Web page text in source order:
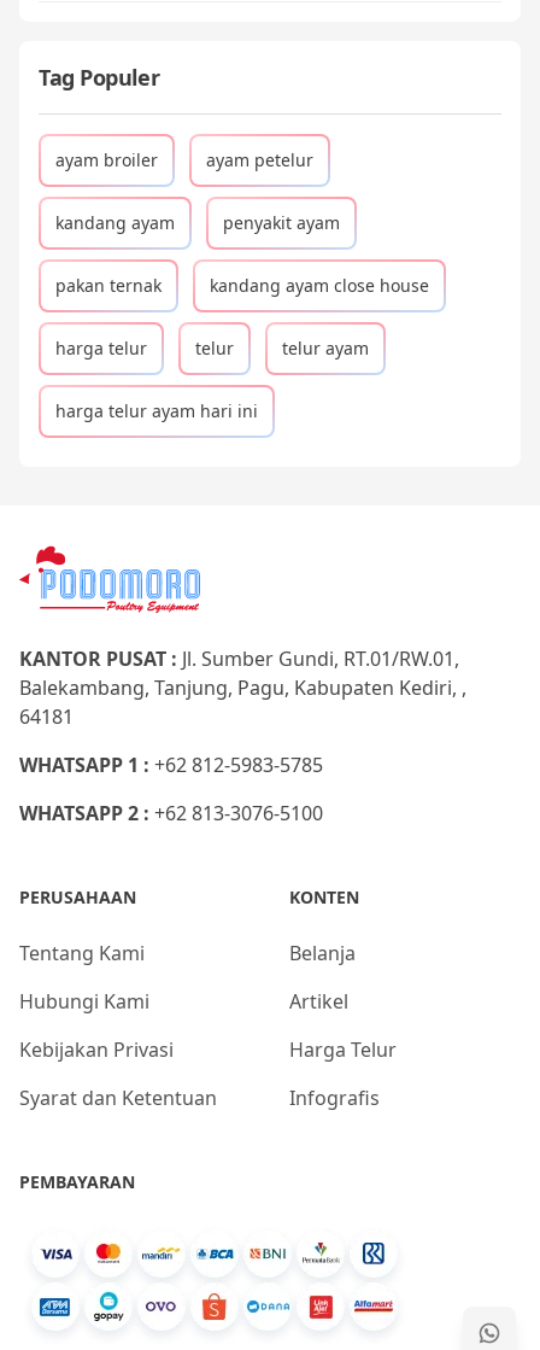
Tag Populer
ayam broiler ayam petelur
kandang ayam penyakit ayam
pakan ternak kandang ayam close house
harga telur telur telur ayam
harga telur ayam hari ini
KANTOR PUSAT : Jl. Sumber Gundi, RT.01/RW.01,
Balekambang, Tanjung, Pagu, Kabupaten Kediri, ,
64181
WHATSAPP 1 : +62 812-5983-5785
WHATSAPP 2 : +62 813-3076-5100
PERUSAHAAN
Tentang Kami
Hubungi Kami
Kebijakan Privasi
Syarat dan Ketentuan
KONTEN
Belanja
Artikel
Harga Telur
Infografis
PEMBAYARAN